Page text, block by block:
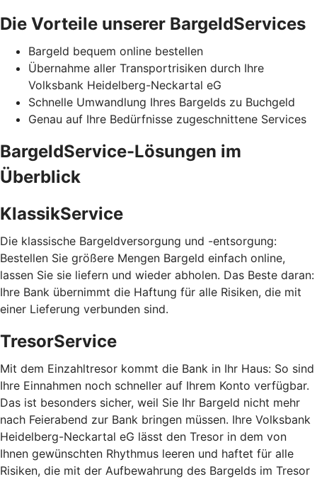
Die Vorteile unserer BargeldServices
Bargeld bequem online bestellen
Übernahme aller Transportrisiken durch Ihre
Volksbank Heidelberg-Neckartal eG
Schnelle Umwandlung Ihres Bargelds zu Buchgeld
Genau auf Ihre Bedürfnisse zugeschnittene Services
BargeldService-Lösungen im
Überblick
KlassikService
Die klassische Bargeldversorgung und -entsorgung:
Bestellen Sie größere Mengen Bargeld einfach online,
lassen Sie sie liefern und wieder abholen. Das Beste daran:
Ihre Bank übernimmt die Haftung für alle Risiken, die mit
einer Lieferung verbunden sind.
TresorService
Mit dem Einzahltresor kommt die Bank in Ihr Haus: So sind
Ihre Einnahmen noch schneller auf Ihrem Konto verfügbar.
Das ist besonders sicher, weil Sie Ihr Bargeld nicht mehr
nach Feierabend zur Bank bringen müssen. Ihre Volksbank
Heidelberg-Neckartal eG lässt den Tresor in dem von
Ihnen gewünschten Rhythmus leeren und haftet für alle
Risiken, die mit der Aufbewahrung des Bargelds im Tresor